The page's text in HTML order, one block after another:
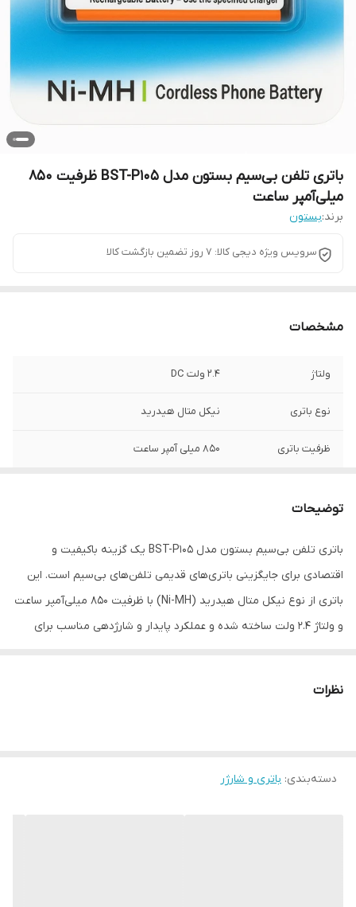
باتری تلفن بی‌سیم بستون مدل BST-P105 ظرفیت ۸۵۰
میلی‌آمپر ساعت
برند:بستون
سرویس ویژه دیجی کالا: 7 روز تضمین بازگشت کالا
مشخصات
ولتاژ 2.4 ولت DC
نوع باتری نیکل متال هیدرید
ظرفیت باتری 850 میلی آمپر ساعت
توضیحات
باتری تلفن بی‌سیم بستون مدل BST-P105 یک گزینه باکیفیت و
اقتصادی برای جایگزینی باتری‌های قدیمی تلفن‌های بی‌سیم است. این
باتری از نوع نیکل متال هیدرید (Ni-MH) با ظرفیت ۸۵۰ میلی‌آمپر ساعت
و ولتاژ ۲.۴ ولت ساخته شده و عملکرد پایدار و شارژدهی مناسب برای
بی‌سیم پاناسونیک سازگار است، بنابراین جایگزینی مطمئن برای
است که به دنبال شارژدهی طولانی و عملکرد قابل اعتماد هستند.
نظرات
دسته‌بندی: باتری و شارژر